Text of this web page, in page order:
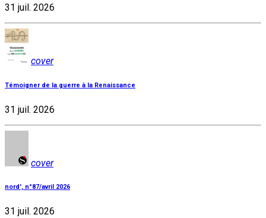
31 juil. 2026
cover
Témoigner de la guerre à la Renaissance
31 juil. 2026
cover
nord', n°87/avril 2026
31 juil. 2026